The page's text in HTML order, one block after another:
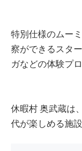
特別仕様のムー
察ができるスタ
ガなどの体験プ
休暇村 奥武蔵は
代が楽しめる施